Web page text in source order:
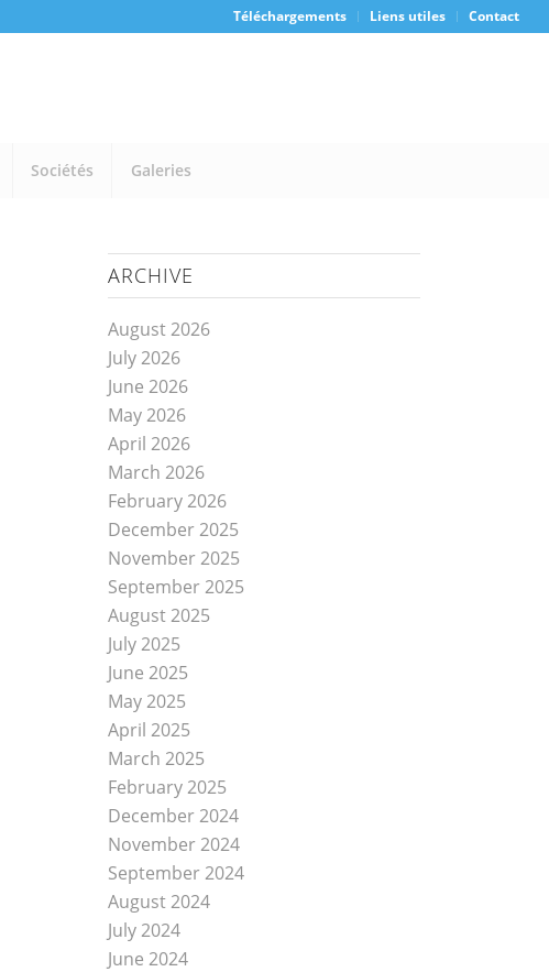
Téléchargements Liens utiles Contact
Sociétés Galeries
ARCHIVE
August 2026
July 2026
June 2026
May 2026
April 2026
March 2026
February 2026
December 2025
November 2025
September 2025
August 2025
July 2025
June 2025
May 2025
April 2025
March 2025
February 2025
December 2024
November 2024
September 2024
August 2024
July 2024
June 2024